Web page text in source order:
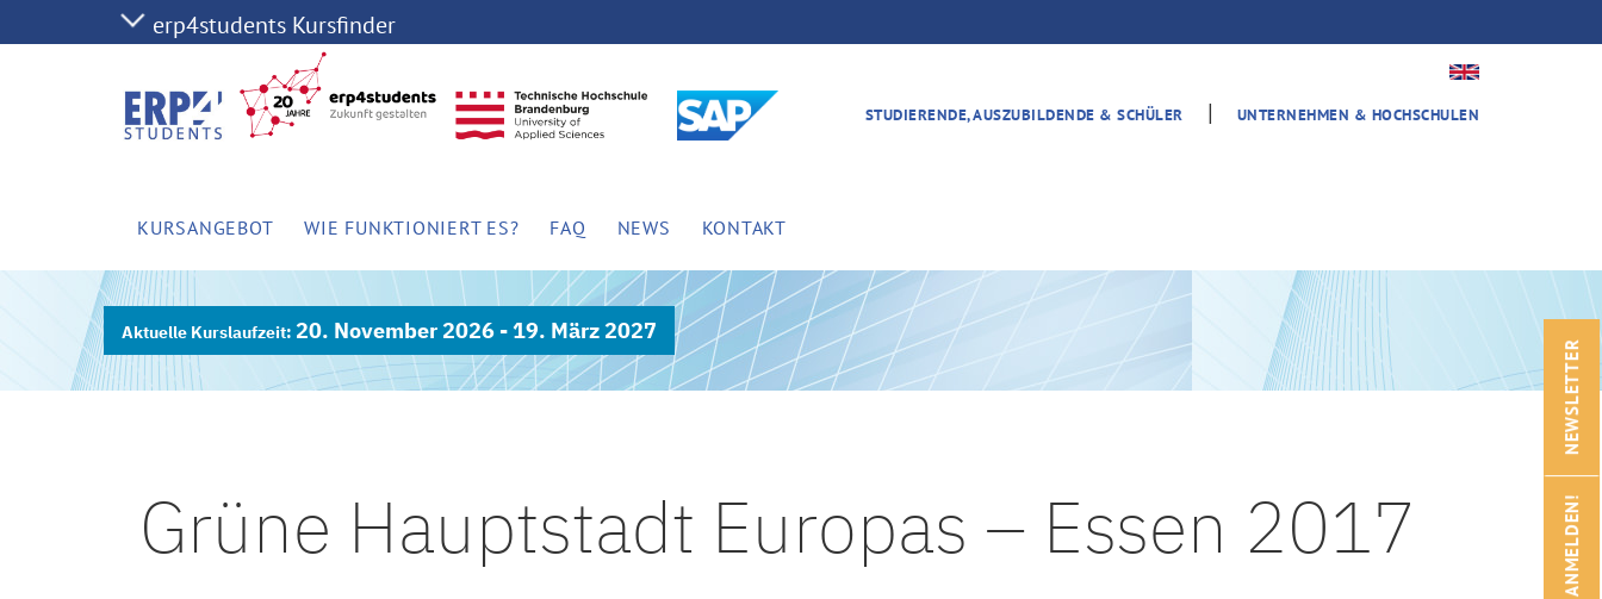
STUDIERENDE, AUSZUBILDENDE & SCHÜLER | UNTERNEHMEN & HOCHSCHULEN
KURSANGEBOT WIE FUNKTIONIERT ES? FAQ NEWS KONTAKT
20. November 2026 - 19. März 2027
Grüne Hauptstadt Europas – Essen 2017 ANMELDEN!
NEWSLETTER